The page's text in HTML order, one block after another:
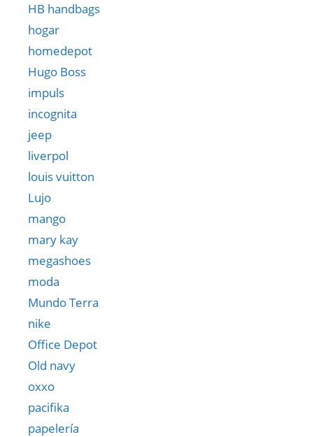
HB handbags
hogar
homedepot
Hugo Boss
impuls
incognita
jeep
liverpol
louis vuitton
Lujo
mango
mary kay
megashoes
moda
Mundo Terra
nike
Office Depot
Old navy
oxxo
pacifika
papelería